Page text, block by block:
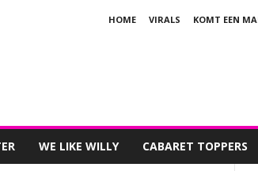
HOME VIRALS KOMT EEN
WE LIKE WILLY CABARET TOPPERS